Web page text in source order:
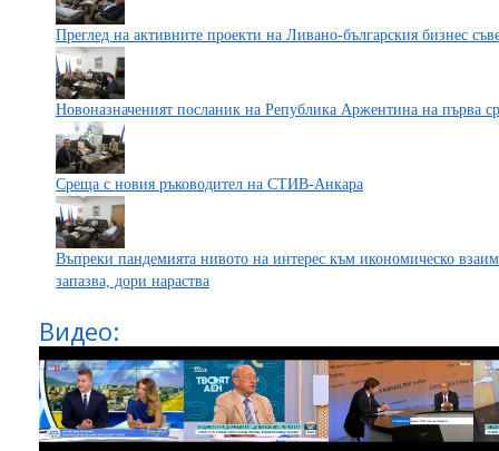
Преглед на активните проекти на Ливано-българския бизнес
Новоназначеният посланик на Република Аржентина на първа
Среща с новия ръководител на СТИВ-Анкара
Въпреки пандемията нивото на интерес към икономическо
запазва, дори нараства
Видео: